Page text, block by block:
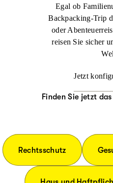
Egal ob
Backpacking-Trip
oder
reisen Sie sicher
Jetzt
Finden Sie jetzt
Rechtsschutz